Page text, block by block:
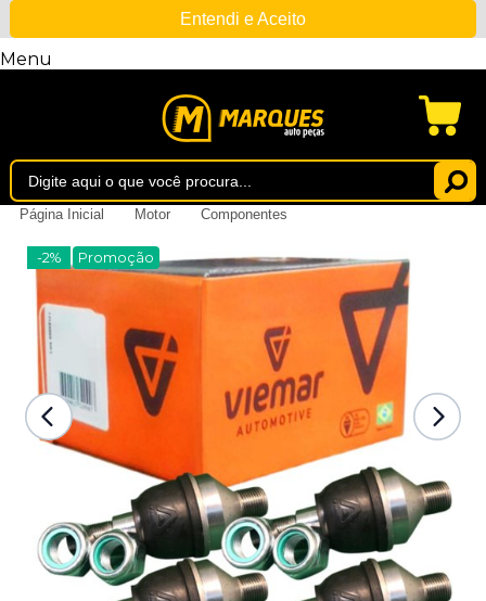
Entendi e Aceito
Menu
Página Inicial Motor Componentes
-2% Promoção